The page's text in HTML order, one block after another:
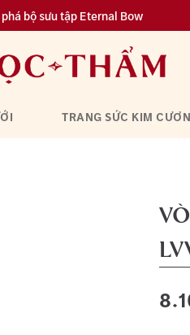
bộ sưu tập Eternal Bow
tích luỹ từ 0.1 chỉ vàng 999.9
TRANG SỨC KIM